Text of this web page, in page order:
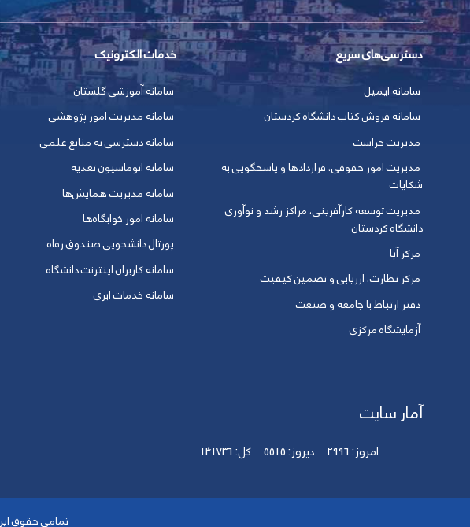
دسترسی‌های سریع
سامانه ایمیل
سامانه فروش کتاب دانشگاه کردستان
مدیریت حراست
مدیریت امور حقوقی، قراردادها و پاسخگویی به
شکایات
مدیریت توسعه کارآفرینی، مراکز رشد و نوآوری
دانشگاه کردستان
مرکز آپا
مرکز نظارت، ارزیابی و تضمین کیفیت
دفتر ارتباط با جامعه و صنعت
آزمایشگاه مرکزی
خدمات الکترونیک
سامانه آموزشی گلستان
سامانه مدیریت امور پژوهشی
سامانه دسترسی به منابع علمی
سامانه اتوماسیون تغذیه
سامانه مدیریت همایش‌ها
سامانه امور خوابگاه‌ها
پورتال دانشجویی صندوق رفاه
سامانه کاربران اینترنت دانشگاه
سامانه خدمات ابری
آمار سایت
امروز:2996 دیروز:5515 کل:141736
تمامی حقوق